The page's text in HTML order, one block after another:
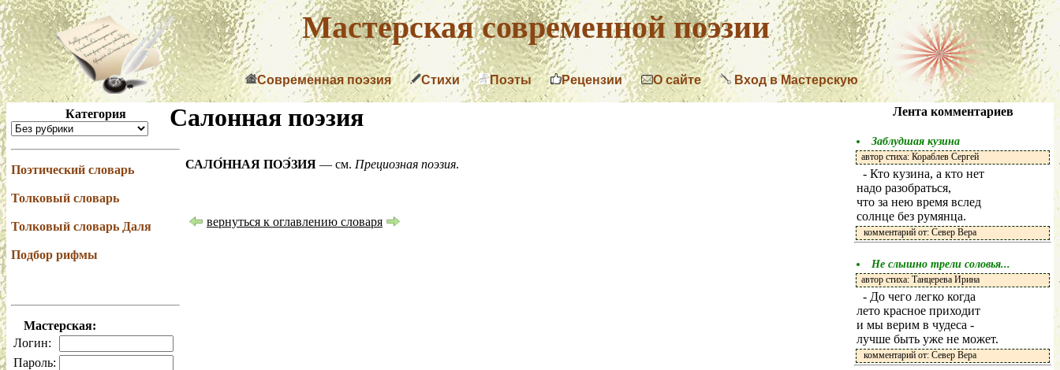
Мастерская современной поэзии
Современная поэзия Стихи Поэты Рецензии О сайте Вход в Мастерскую
Категория
Поэтический словарь
Толковый словарь
Толковый словарь Даля
Подбор рифмы
Мастерская:
Логин:
Пароль:
Салонная поэзия
САЛО́ННАЯ ПОЭ́ЗИЯ — см. Прециозная поэзия.
вернуться к оглавлению словаря
Лента комментариев
Заблудшая кузина
автор стиха: Кораблев Сергей
- Кто кузина, а кто нет
надо разобраться,
что за нею время вслед
солнце без румянца.
комментарий от: Север Вера
Не слышно трели соловья...
автор стиха: Танцерева Ирина
- До чего легко когда
лето красное приходит
и мы верим в чудеса -
лучше быть уже не может.
комментарий от: Север Вера